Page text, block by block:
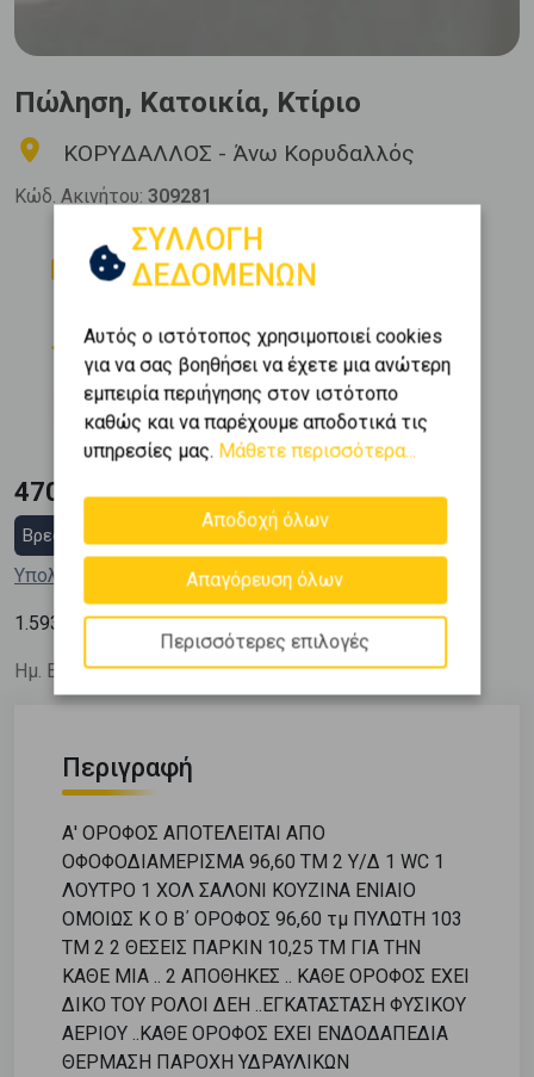
Πώληση, Κατοικία, Κτίριο
ΚΟΡΥΔΑΛΛΟΣ - Άνω Κορυδαλλός
Κώδ. Ακινήτου: 309281
Δωμάτια
4
2
Όροφος
0 (Ισόγειο)
Θέση Στάθμευσης
2
Εμβαδόν
295 m2
Κατασκευή
2008
470.000 €
Βρες στεγαστικό δάνειο
Υπολόγισε τη δόση μου
1.593 € / m2
Ημ. Ενημέρωσης: 12/03/26
Περιγραφή
Α' ΟΡΟΦΟΣ ΑΠΟΤΕΛΕΙΤΑΙ ΑΠΟ
ΟΦΟΦΟΔΙΑΜΕΡΙΣΜΑ 96,60 ΤΜ 2 Υ/Δ 1 WC 1
ΛΟΥΤΡΟ 1 ΧΟΛ ΣΑΛΟΝΙ ΚΟΥΖΙΝΑ ΕΝΙΑΙΟ
ΟΜΟΙΩΣ Κ Ο Β΄ ΟΡΟΦΟΣ 96,60 τμ ΠΥΛΩΤΗ 103
ΤΜ 2 2 ΘΕΣΕΙΣ ΠΑΡΚΙΝ 10,25 ΤΜ ΓΙΑ ΤΗΝ
ΚΑΘΕ ΜΙΑ .. 2 ΑΠΟΘΗΚΕΣ .. ΚΑΘΕ ΟΡΟΦΟΣ ΕΧΕΙ
ΔΙΚΟ ΤΟΥ ΡΟΛΟΙ ΔΕΗ ..ΕΓΚΑΤΑΣΤΑΣΗ ΦΥΣΙΚΟΥ
ΑΕΡΙΟΥ ..ΚΑΘΕ ΟΡΟΦΟΣ ΕΧΕΙ ΕΝΔΟΔΑΠΕΔΙΑ
ΘΕΡΜΑΣΗ ΠΑΡΟΧΗ ΥΔΡΑΥΛΙΚΩΝ
ΣΥΛΛΟΓΗ
ΔΕΔΟΜΕΝΩΝ
Αυτός ο ιστότοπος χρησιμοποιεί cookies
για να σας βοηθήσει να έχετε μια ανώτερη
εμπειρία περιήγησης στον ιστότοπο
καθώς και να παρέχουμε αποδοτικά τις
υπηρεσίες μας. Μάθετε περισσότερα...
Αποδοχή όλων
Απαγόρευση όλων
Περισσότερες επιλογές